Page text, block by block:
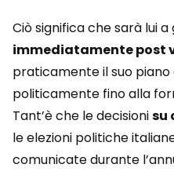
Ciò significa che sarà lui
immediatamente post
praticamente il suo
politicamente fino alla
Tant’è che le decisionisu
le elezioni politiche
comunicate durante